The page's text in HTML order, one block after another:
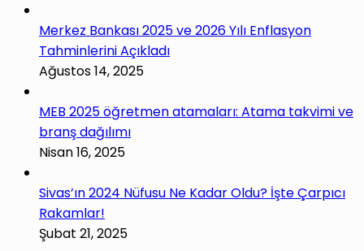
Merkez Bankası 2025 ve 2026 Yılı Enflasyon
Tahminlerini Açıkladı
Ağustos 14, 2025
MEB 2025 öğretmen atamaları: Atama takvimi ve
branş dağılımı
Nisan 16, 2025
Sivas’ın 2024 Nüfusu Ne Kadar Oldu? İşte Çarpıcı
Rakamlar!
Şubat 21, 2025